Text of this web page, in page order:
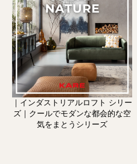
｜インダストリアルロフト シリー
ズ｜クールでモダンな都会的な空
気をまとうシリーズ